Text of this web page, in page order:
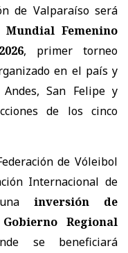
de Valparaíso será
Mundial Femenino
, primer torneo
en el país y
San Felipe y
de los cinco
de Vóleibol
Internacional de
inversión de
Regional
se beneficiará